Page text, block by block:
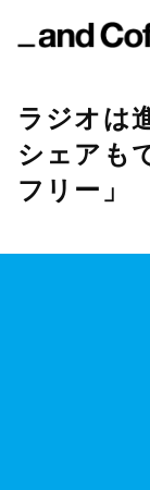
ラジオは
シェアも
フリー」